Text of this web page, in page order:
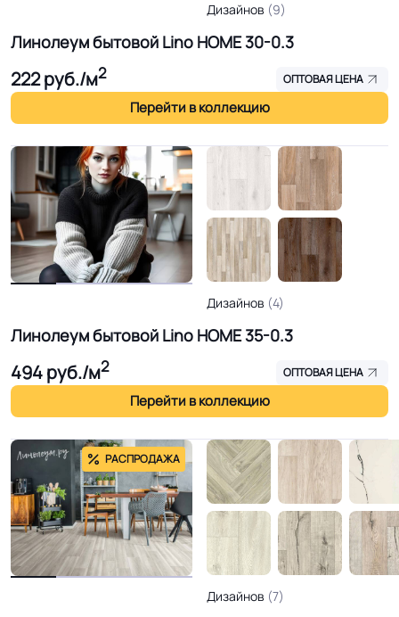
Линолеум бытовой Lino HOME 30-0.3
222руб./м2 ОПТОВАЯ ЦЕНА
Перейти в коллекцию
Дизайнов (9)
Линолеум бытовой Lino HOME 35-0.3
494руб./м2 ОПТОВАЯ ЦЕНА
Перейти в коллекцию
Дизайнов (4)
РАСПРОДАЖА
Дизайнов (7)